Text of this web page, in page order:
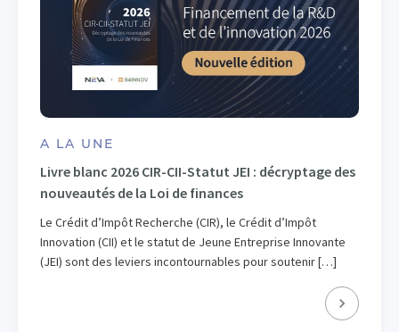
A LA UNE
Livre blanc 2026 CIR-CII-Statut JEI : décryptage des
nouveautés de la Loi de finances
Le Crédit d’Impôt Recherche (CIR), le Crédit d’Impôt
Innovation (CII) et le statut de Jeune Entreprise Innovante
(JEI) sont des leviers incontournables pour soutenir […]